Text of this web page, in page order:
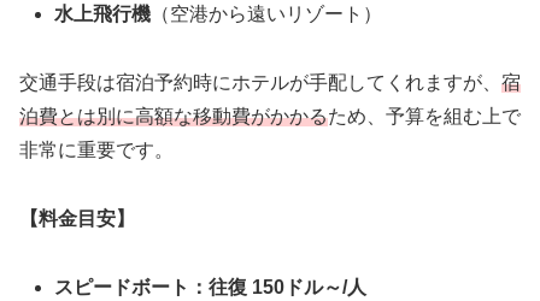
水上飛行機 （空港から遠いリゾート）
交通手段は宿泊予約時にホテルが手配してくれますが、 宿
泊費とは別に高額な移動費がかかるため、予算を組む上で
非常に重要です。
【料金目安】
スピードボート：往復 150ドル～/人